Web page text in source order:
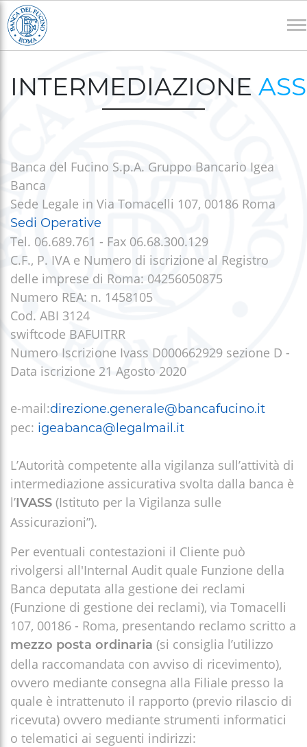
Salta
al
contenuto
Briciole
di
INTERMEDIAZIONE
Banca del Fucino S.p.A. Gruppo Bancario Igea
Banca
Sede Legale in Via Tomacelli 107, 00186 Roma
Sedi Operative
Tel. 06.689.761 - Fax 06.68.300.129
C.F., P. IVA e Numero di iscrizione al Registro
delle imprese di Roma: 04256050875
Numero REA: n. 1458105
Cod. ABI 3124
swiftcode BAFUITRR
Numero Iscrizione Ivass D000662929 sezione D -
Data iscrizione 21 Agosto 2020
e-mail:direzione.generale@bancafucino.it
pec: igeabanca@legalmail.it
L’Autorità competente alla vigilanza sull’attività di
intermediazione assicurativa svolta dalla banca è
l’IVASS (Istituto per la Vigilanza sulle
Assicurazioni”).
Per eventuali contestazioni il Cliente può
rivolgersi all'Internal Audit quale Funzione della
Banca deputata alla gestione dei reclami
(Funzione di gestione dei reclami), via Tomacelli
107, 00186 - Roma, presentando reclamo scritto a
mezzo posta ordinaria (si consiglia l’utilizzo
della raccomandata con avviso di ricevimento),
ovvero mediante consegna alla Filiale presso la
quale è intrattenuto il rapporto (previo rilascio di
ricevuta) ovvero mediante strumenti informatici
o telematici ai seguenti indirizzi: